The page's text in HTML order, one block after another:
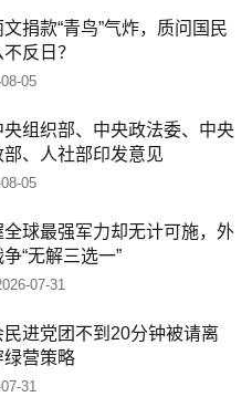
文捐款“青鸟”气炸，质问国民
反日？
05
组织部、中央政法委、中央
、人社部印发意见
05
球最强军力却无计可施，外
“无解三选一”
07-31
进党团不到20分钟被请离
绿营策略
31